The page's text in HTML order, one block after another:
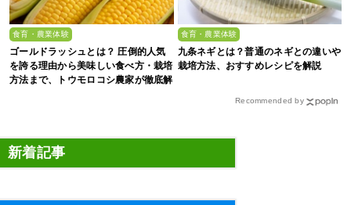
食育・農業体験
ゴールドラッシュとは？ 圧倒的人気
を誇る理由から美味しい食べ方・栽培
方法まで、トウモロコシ農家が徹底解
食育・農業体験
九条ネギとは？普通のネギとの違いや
栽培方法、おすすめレシピを解説
Recommended by
新着記事